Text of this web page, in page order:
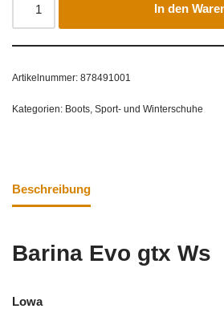
In den
Artikelnummer: 878491001
Kategorien: Boots, Sport- und Winterschuhe
Beschreibung
Barina Evo gtx Ws
Lowa